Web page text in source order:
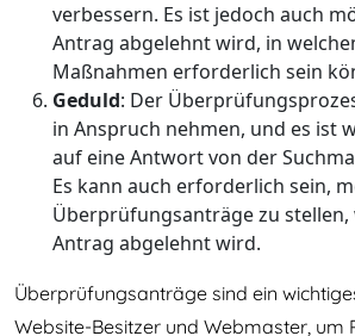
verbessern. Es ist jedoch auch
Antrag abgelehnt wird, in
Maßnahmen erforderlich sein
Geduld: Der
in Anspruch nehmen, und es ist
auf eine Antwort von der
Es kann auch erforderlich sein,
Überprüfungsanträge zu
Antrag abgelehnt wird.
Überprüfungsanträge sind ein
Website-Besitzer und Webmaster, um